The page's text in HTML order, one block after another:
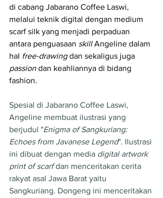
di cabang Jabarano Coffee Laswi,
melalui teknik digital dengan medium
scarf silk yang menjadi perpaduan
antara penguasaan skill Angeline dalam
hal free-drawing dan sekaligus juga
passion dan keahliannya di bidang
fashion.
Spesial di Jabarano Coffee Laswi,
Angeline membuat ilustrasi yang
berjudul "Enigma of Sangkuriang:
Echoes from Javanese Legend". Ilustrasi
ini dibuat dengan media digital artwork
print of scarf dan menceritakan cerita
rakyat asal Jawa Barat yaitu
Sangkuriang. Dongeng ini menceritakan